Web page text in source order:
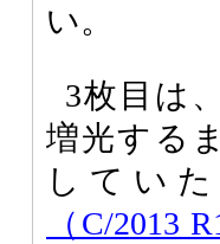
い。
3枚目は
増光する
していた
（C/2013